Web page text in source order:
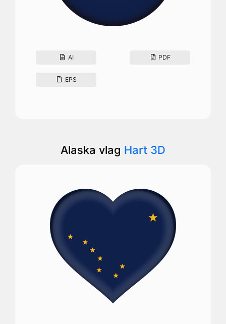
AI PDF
EPS
Alaska vlag Hart 3D